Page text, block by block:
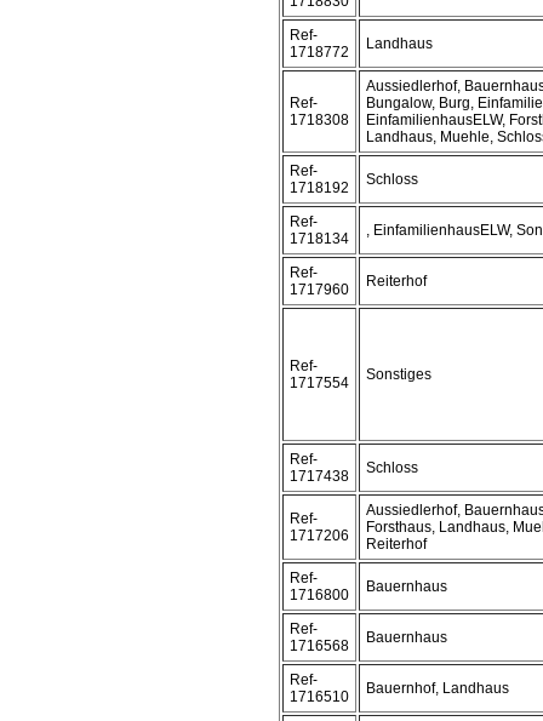
Ref-
1718772
Landhaus
Ref-
1718308
Aussiedlerhof,
Bungalow, Burg,
EinfamilienhausELW,
Landhaus, Muehle,
Ref-
1718192
Schloss
Ref-
1718134
, EinfamilienhausELW,
Ref-
1717960
Reiterhof
Ref-
1717554
Sonstiges
Ref-
1717438
Schloss
Ref-
1717206
Aussiedlerhof,
Forsthaus, Landhaus,
Reiterhof
Ref-
1716800
Bauernhaus
Ref-
1716568
Bauernhaus
Ref-
1716510
Bauernhof, Landhaus